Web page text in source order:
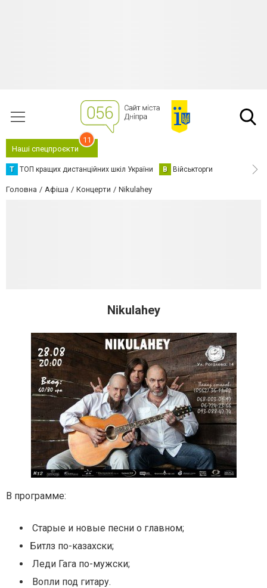
Наші спецпроєкти
11
Т ТОП кращих дистанційних шкіл України В Військторги
Головна Афіша Концерти Nikulahey
Nikulahey
В программе:
Старые и новые песни о главном;
Битлз по-казахски;
Леди Гага по-мужски;
Вопли под гитару.